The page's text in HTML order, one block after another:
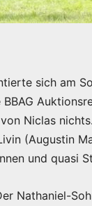
sich am
Niclas
(Augustin
und quasi
Nathaniel-